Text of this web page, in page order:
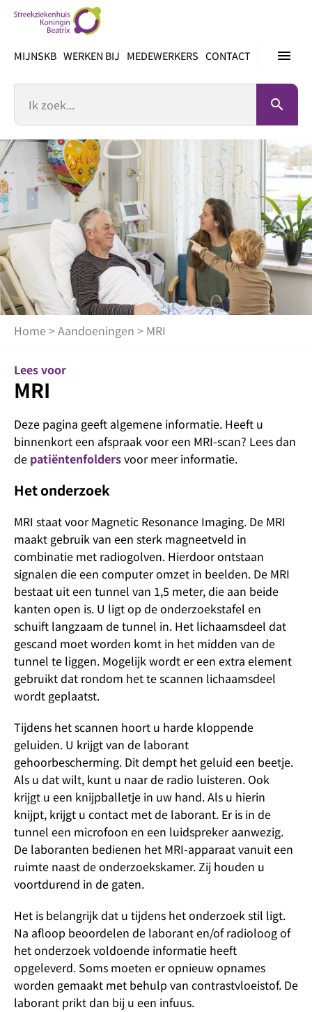
inhoud
menu
MIJNSKB WERKEN BIJ MEDEWERKERS CONTACT
search
Home >Aandoeningen > MRI
Lees voor
MRI
Deze pagina geeft algemene informatie. Heeft u
binnenkort een afspraak voor een MRI-scan? Lees dan
de patiëntenfoldersvoor meer informatie.
Het onderzoek
MRI staat voor Magnetic Resonance Imaging. De MRI
maakt gebruik van een sterk magneetveld in
combinatie met radiogolven. Hierdoor ontstaan
signalen die een computer omzet in beelden. De MRI
bestaat uit een tunnel van 1,5 meter, die aan beide
kanten open is. U ligt op de onderzoekstafel en
schuift langzaam de tunnel in. Het lichaamsdeel dat
gescand moet worden komt in het midden van de
tunnel te liggen. Mogelijk wordt er een extra element
gebruikt dat rondom het te scannen lichaamsdeel
wordt geplaatst.
Tijdens het scannen hoort u harde kloppende
geluiden. U krijgt van de laborant
gehoorbescherming. Dit dempt het geluid een beetje.
Als u dat wilt, kunt u naar de radio luisteren. Ook
krijgt u een knijpballetje in uw hand. Als u hierin
knijpt, krijgt u contact met de laborant. Er is in de
tunnel een microfoon en een luidspreker aanwezig.
De laboranten bedienen het MRI-apparaat vanuit een
ruimte naast de onderzoekskamer. Zij houden u
voortdurend in de gaten.
Het is belangrijk dat u tijdens het onderzoek stil ligt.
Na afloop beoordelen de laborant en/of radioloog of
het onderzoek voldoende informatie heeft
opgeleverd. Soms moeten er opnieuw opnames
worden gemaakt met behulp van contrastvloeistof. De
laborant prikt dan bij u een infuus.